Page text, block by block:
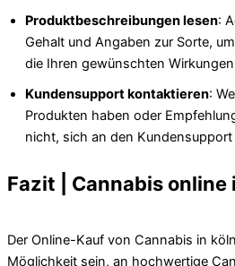
Produktbeschreibungen lesen:
Gehalt und Angaben zur Sorte,
die Ihren gewünschten
Kundensupport kontaktieren:
Produkten haben oder
nicht, sich an den
Fazit | Cannabis online
Der Online-Kauf von Cannabis in
Möglichkeit sein, an hochwertige